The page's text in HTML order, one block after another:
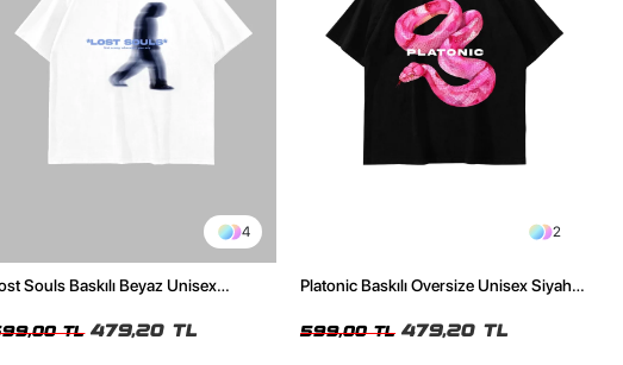
4
Souls Baskılı Beyaz Unisex
TL 479,20 TL
2
Platonic Baskılı Oversize Unisex Siyah
599,00 TL 479,20 TL